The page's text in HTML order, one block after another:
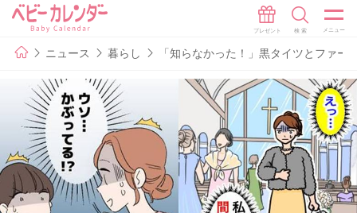
ニュース 暮らし 「知らなかった！」黒タイツとファ